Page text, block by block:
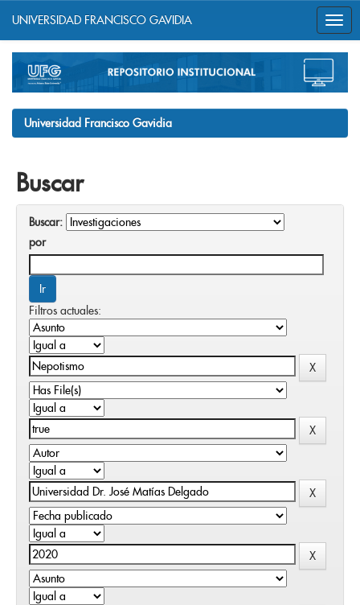
navigation
UNIVERSIDAD FRANCISCO GAVIDIA
Universidad Francisco Gavidia
Buscar
Buscar:
por
Filtros actuales: